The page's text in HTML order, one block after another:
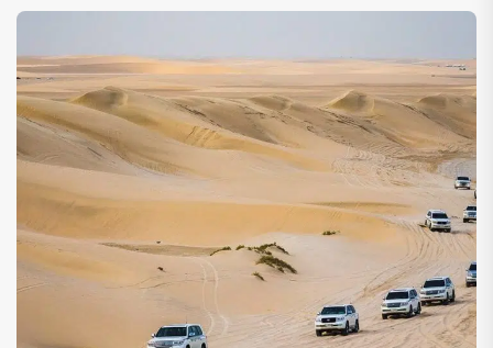
уступает песку, линии горизонта становятся мягче, а
шум мегаполиса растворяется в тишине пустыни.
Именно здесь начинается сафари — формат, который
даёт возможность увидеть Катар с […]